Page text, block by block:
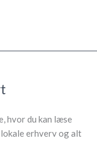
hvor du kan læse
erhverv og alt